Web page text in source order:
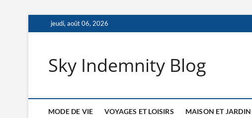
k
o
jeudi, août 06, 2026
Sky Indemnity Blog
MODE DE VIE VOYAGES ET LOISIRS MAISON ET JARDIN